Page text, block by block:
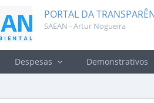
PORTAL DA
SAEAN - Artur Nogueira
Despesas Demonstrativos